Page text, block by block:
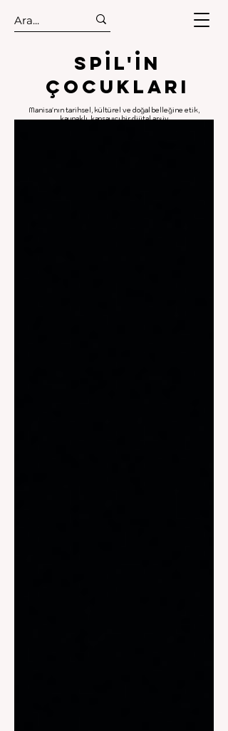
.
.
Spıl'in
Çocukları
Manisa'nın tarihsel, kültürel ve doğal belleğine etik,
kaynaklı, kapsayıcı bir dijital arşiv